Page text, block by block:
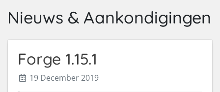
Nieuws & Aankondigingen
Forge 1.15.1
19 December 2019